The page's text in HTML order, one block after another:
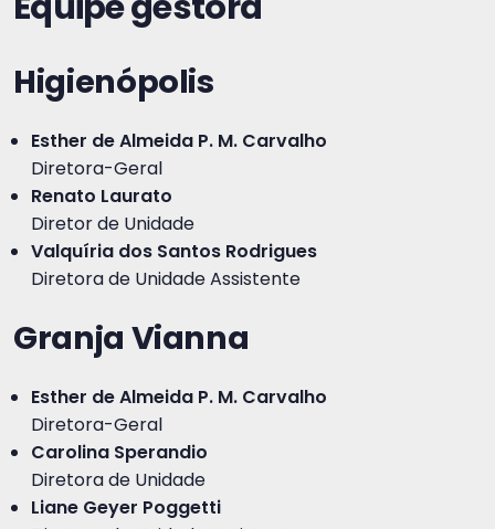
Higienópolis
Esther de Almeida P. M. Carvalho
Diretora-Geral
Renato Laurato
Diretor de Unidade
Valquíria dos Santos Rodrigues
Diretora de Unidade Assistente
Granja Vianna
Esther de Almeida P. M. Carvalho
Diretora-Geral
Carolina Sperandio
Diretora de Unidade
Liane Geyer Poggetti